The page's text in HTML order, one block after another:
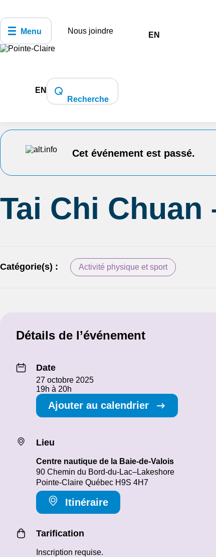
Menu Nous joindre EN
EN
Recherche
Cet événement est passé.
Tai Chi Chuan
Catégorie(s) : Activité physique et sport
Détails de l’événement
Date
27 octobre 2025
19h à 20h
Ajouter au calendrier
Lieu
Centre nautique de la Baie-de-Valois
90 Chemin du Bord-du-Lac–Lakeshore
Pointe-Claire Québec H9S 4H7
Itinéraire
Tarification
Inscription requise.